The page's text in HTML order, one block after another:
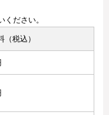
ださい。
（税込）